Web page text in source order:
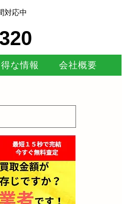
対応中
な情報 会社概要